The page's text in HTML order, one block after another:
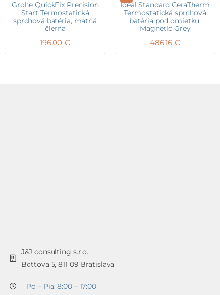
Grohe QuickFix Precision
Start Termostatická
sprchová batéria, matná
čierna
196,00 €
Ideal Standard CeraTherm
Termostatická sprchová
batéria pod omietku,
Magnetic Grey
486,16 €
J&J consulting s.r.o.
Bottova 5, 811 09 Bratislava
Po – Pia: 8:00 – 17:00